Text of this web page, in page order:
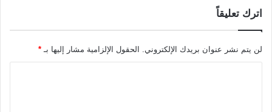
اترك تعليقاً
لن يتم نشر عنوان بريدك الإلكتروني. الحقول الإلزامية مشار إليها بـ *